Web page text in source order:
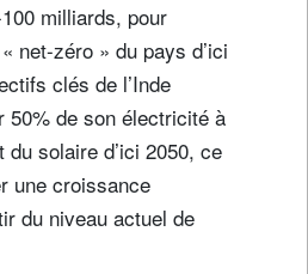
milliards, pour
net-zéro » du pays d’ici
clés de l’Inde
50% de son électricité à
du solaire d’ici 2050, ce
une croissance
du niveau actuel de